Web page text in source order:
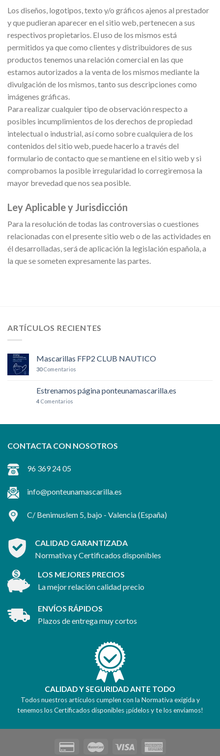
Los diseños, logotipos, texto y/o gráficos ajenos al prestador
y que pudieran aparecer en el sitio web, pertenecen a sus
respectivos propietarios. El uso de los mismos está
permitidos ya que como clientes y distribuidores de sus
productos tenemos una relación comercial en las que
estamos autorizados a la venta de los mismos mediante la
divulgación de los mismos, tanto sus descripciones como
imágenes gráficas.
Para realizar cualquier tipo de observación respecto a
posibles incumplimientos de los derechos de propiedad
intelectual o industrial, así como sobre cualquiera de los
contenidos del sitio web, puede hacerlo a través del
formulario de contacto que se mantiene en el sitio web y si
comprobamos la posible irregularidad lo corregiremosa la
mayor brevedad que nos sea posible.
Ley Aplicable y Jurisdicción
Para la resolución de todas las controversias o cuestiones
relacionadas con el presente sitio web o de las actividades en
él desarrolladas, será de aplicación la legislación española, a
la que se someten expresamente las partes.
ARTÍCULOS RECIENTES
Mascarillas FFP2 CLUB NAUTICO
30Comentarios
Estrenamos página ponteunamascarilla.es
4 Comentarios
CONTACTA CON NOSOTROS
96 369 24 05
info@ponteunamascarilla.es
C/ Benimuslem 5, bajo - Valencia(España)
CALIDAD GARANTIZADA
Normativa y Certificados disponibles
LOS MEJORES PRECIOS
La mejor relación calidad precio
ENVÍOS RÁPIDOS
Plazos de entrega muy cortos
CALIDAD Y SEGURIDAD ANTE TODO
Todos nuestros artículos cumplen con la Normativa exigida y
tenemos los Certificados disponibles ¡pídelos y te los enviamos!